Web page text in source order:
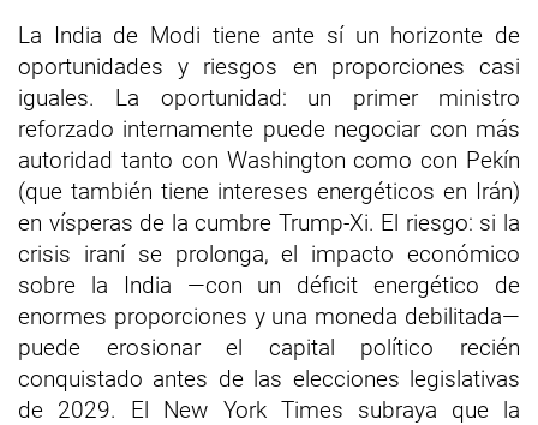
La India de Modi tiene ante sí un horizonte de
oportunidades y riesgos en proporciones casi
iguales. La oportunidad: un primer ministro
reforzado internamente puede negociar con más
autoridad tanto con Washington como con Pekín
(que también tiene intereses energéticos en Irán)
en vísperas de la cumbre Trump-Xi. El riesgo: si la
crisis iraní se prolonga, el impacto económico
sobre la India —con un déficit energético de
enormes proporciones y una moneda debilitada—
puede erosionar el capital político recién
conquistado antes de las elecciones legislativas
de 2029. El New York Times subraya que la